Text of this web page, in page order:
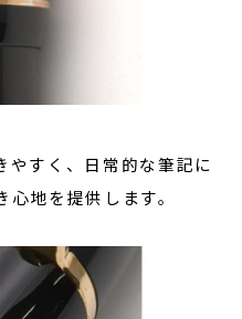
やすく、日常的な筆記に
地を提供します。